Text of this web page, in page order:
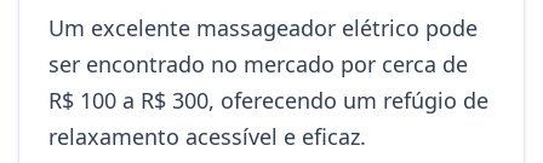
Um excelente massageador elétrico pode
ser encontrado no mercado por cerca de
R$ 100 a R$ 300, oferecendo um refúgio de
relaxamento acessível e eficaz.